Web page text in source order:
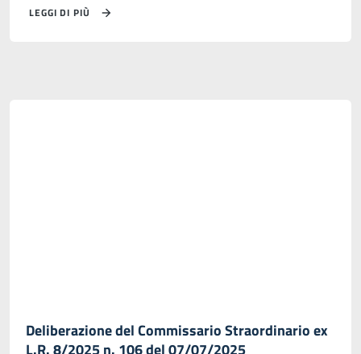
LEGGI DI PIÙ
Deliberazione del Commissario Straordinario ex